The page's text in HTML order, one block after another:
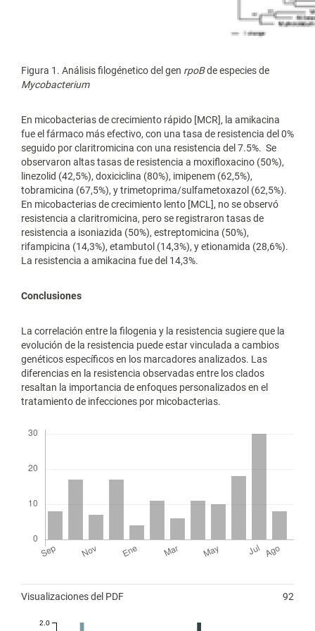
Figura 1. Análisis filogénetico del gen rpoBde especies de
Mycobacterium
En micobacterias de crecimiento rápido [MCR], la amikacina
fue el fármaco más efectivo, con una tasa de resistencia del 0%
seguido por claritromicina con una resistencia del 7.5%. Se
observaron altas tasas de resistencia a moxifloxacino (50%),
linezolid (42,5%), doxiciclina (80%), imipenem (62,5%),
tobramicina (67,5%), y trimetoprima/sulfametoxazol (62,5%).
En micobacterias de crecimiento lento [MCL], no se observó
resistencia a claritromicina, pero se registraron tasas de
resistencia a isoniazida (50%), estreptomicina (50%),
rifampicina (14,3%), etambutol (14,3%), y etionamida (28,6%).
La resistencia a amikacina fue del 14,3%.
Conclusiones
La correlación entre la filogenia y la resistencia sugiere que la
evolución de la resistencia puede estar vinculada a cambios
genéticos específicos en los marcadores analizados. Las
diferencias en la resistencia observadas entre los clados
resaltan la importancia de enfoques personalizados en el
tratamiento de infecciones por micobacterias.
Visualizaciones del PDF 92
2.0